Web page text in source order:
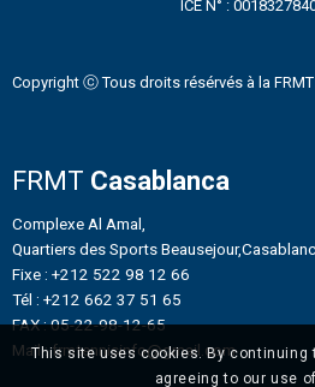
ICE N° :
Copyright ⓒ Tous droits résérvés à la FRMT
FRMT Casablanca
Complexe Al Amal,
Quartiers des Sports
Fixe : +212 522 98 12 66
Tél : +212 662 37 51 65
FAX : 05-22-98-12-65
Mail : frmtennisinfo@gmail.com
This site uses cookies. By continuing
agreeing to our use